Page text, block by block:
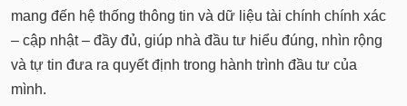
mang đến hệ thống thông tin và dữ liệu tài chính chính xác
– cập nhật – đầy đủ, giúp nhà đầu tư hiểu đúng, nhìn rộng
và tự tin đưa ra quyết định trong hành trình đầu tư của
mình.